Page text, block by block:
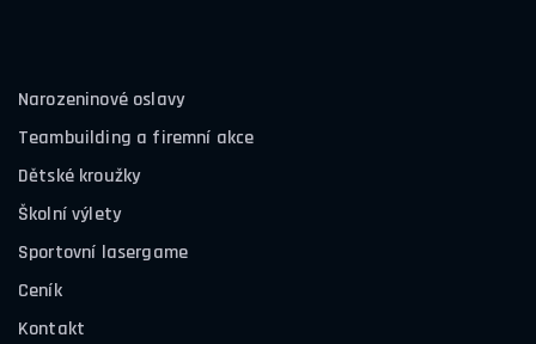
Narozeninové oslavy
Teambuilding a firemní akce
Dětské kroužky
Školní výlety
Sportovní lasergame
Ceník
Kontakt